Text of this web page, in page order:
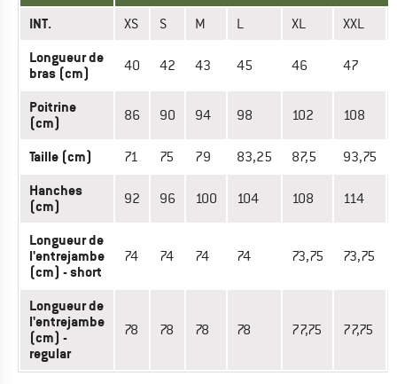
INT. XS S M L XL XXL
Longueur de
bras (cm)
40 42 43 45 46 47
Poitrine
(cm)
86 90 94 98 102 108
Taille (cm) 71 75 79 83,25 87,5 93,75
Hanches
(cm)
92 96 100 104 108 114
Longueur de
l'entrejambe
(cm) - short
74 74 74 74 73,75 73,75
Longueur de
l'entrejambe
(cm) -
regular
78 78 78 78 77,75 77,75